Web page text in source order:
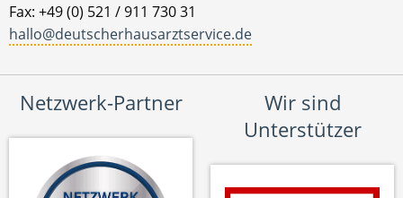
Fax: +49 (0) 521 / 911 730 31
hallo@deutscherhausarztservice.de
Netzwerk-Partner
Wir sind
Unterstützer